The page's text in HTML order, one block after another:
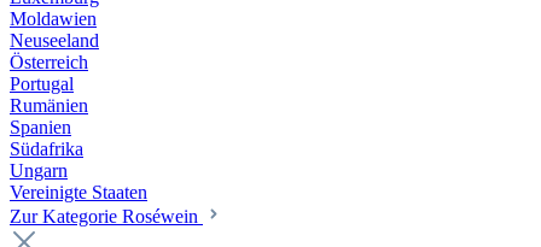
Moldawien
Neuseeland
Österreich
Portugal
Rumänien
Spanien
Südafrika
Ungarn
Vereinigte Staaten
Zur Kategorie Roséwein